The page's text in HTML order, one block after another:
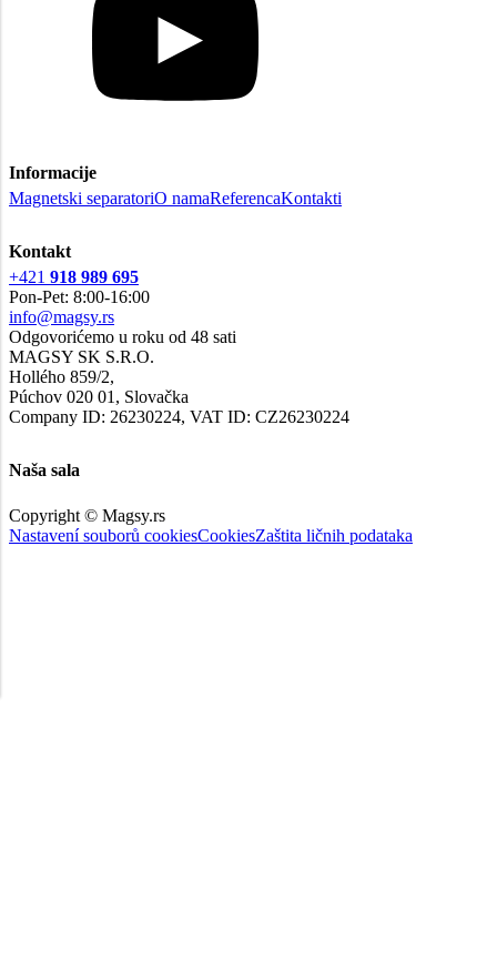
Informacije
Magnetski separatoriO namaReferencaKontakti
Kontakt
+421 918 989 695
Pon-Pet: 8:00-16:00
info@magsy.rs
Odgovorićemo u roku od 48 sati
MAGSY SK S.R.O.
Hollého 859/2,
Púchov 020 01, Slovačka
Company ID: 26230224, VAT ID: CZ26230224
Naša sala
Copyright © Magsy.rs
Nastavení souborů cookiesCookiesZaštita ličnih podataka